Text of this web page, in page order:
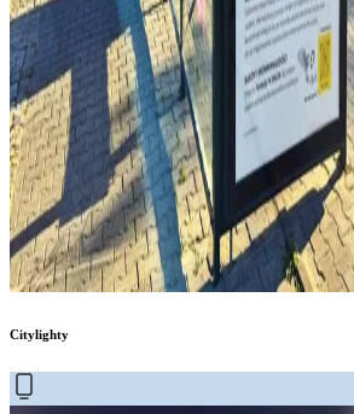
Citylighty